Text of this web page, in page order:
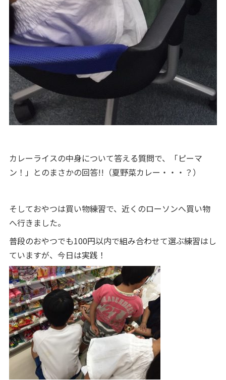
カレーライスの中身について答える質問で、「ピーマ
ン！」とのまさかの回答!!（夏野菜カレー・・・？）
そしておやつは買い物練習で、近くのローソンへ買い物
へ行きました。
普段のおやつでも100円以内で組み合わせて選ぶ練習はし
ていますが、今日は実践！